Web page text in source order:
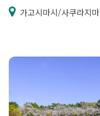
가고시마시/사쿠라지마